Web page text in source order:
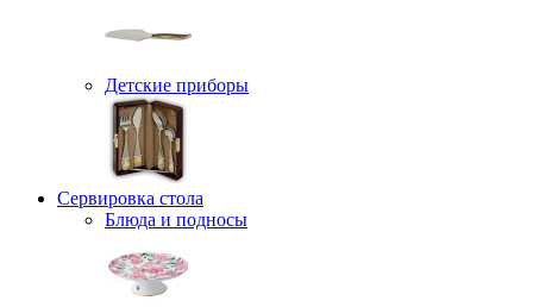
Детские приборы
Сервировка стола
Блюда и подносы